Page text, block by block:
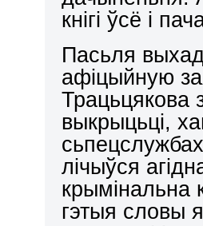
кнігі ўсё і
Пасьля
афіцыйную
Трацьцякова
выкрыцьці,
лічыўся
крымінальна
гэтыя словы